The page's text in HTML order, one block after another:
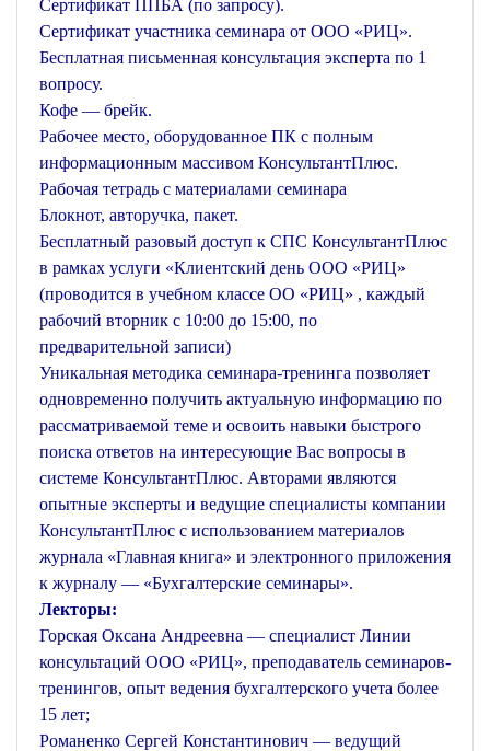
Сертификат ППБА (по запросу).
Сертификат участника семинара от ООО «РИЦ».
Бесплатная письменная консультация эксперта по 1
вопросу.
Кофе — брейк.
Рабочее место, оборудованное ПК с полным
информационным массивом КонсультантПлюс.
Рабочая тетрадь с материалами семинара
Блокнот, авторучка, пакет.
Бесплатный разовый доступ к СПС КонсультантПлюс
в рамках услуги «Клиентский день ООО «РИЦ»
(проводится в учебном классе ОО «РИЦ» , каждый
рабочий вторник с 10:00 до 15:00, по
предварительной записи)
Уникальная методика семинара-тренинга позволяет
одновременно получить актуальную информацию по
рассматриваемой теме и освоить навыки быстрого
поиска ответов на интересующие Вас вопросы в
системе КонсультантПлюс. Авторами являются
опытные эксперты и ведущие специалисты компании
КонсультантПлюс с использованием материалов
журнала «Главная книга» и электронного приложения
к журналу — «Бухгалтерские семинары».
Лекторы:
Горская Оксана Андреевна — специалист Линии
консультаций ООО «РИЦ», преподаватель семинаров-
тренингов, опыт ведения бухгалтерского учета более
15 лет;
Романенко Сергей Константинович — ведущий